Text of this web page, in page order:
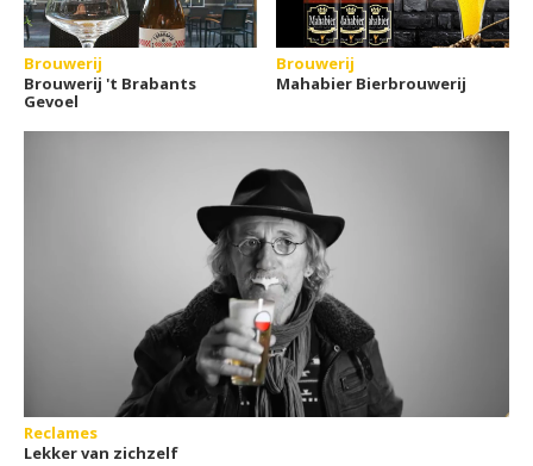
Brouwerij
Brouwerij 't Brabants
Gevoel
Brouwerij
Mahabier Bierbrouwerij
Reclames
Lekker van zichzelf